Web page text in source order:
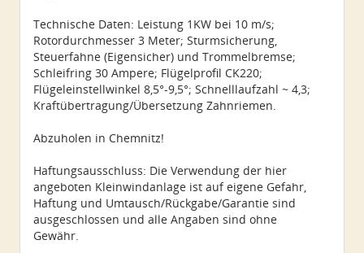
Technische Daten: Leistung 1KW bei 10 m/s;
Rotordurchmesser 3 Meter; Sturmsicherung,
Steuerfahne (Eigensicher) und Trommelbremse;
Schleifring 30 Ampere; Flügelprofil CK220;
Flügeleinstellwinkel 8,5°-9,5°; Schnelllaufzahl ~ 4,3;
Kraftübertragung/Übersetzung Zahnriemen.
Abzuholen in Chemnitz!
Haftungsausschluss: Die Verwendung der hier
angeboten Kleinwindanlage ist auf eigene Gefahr,
Haftung und Umtausch/Rückgabe/Garantie sind
ausgeschlossen und alle Angaben sind ohne
Gewähr.